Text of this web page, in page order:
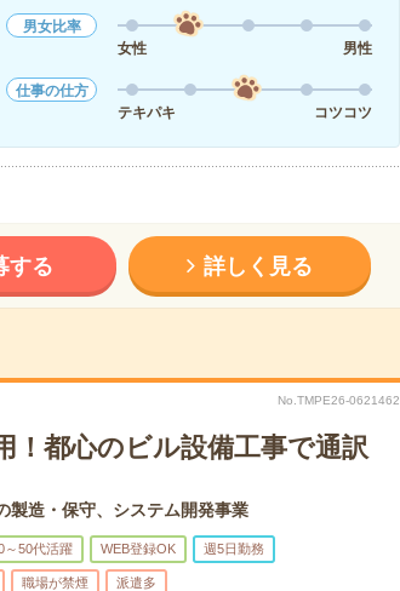
男女比率
女性
男性
仕事の仕方
テキパキ
コツコツ
する 詳しく見る
No.TMPE26-0621462
！都心のビル設備工事で通訳
造・保守、システム開発事業
～50代活躍 WEB登録OK 週5日勤務
職場が禁煙 派遣多